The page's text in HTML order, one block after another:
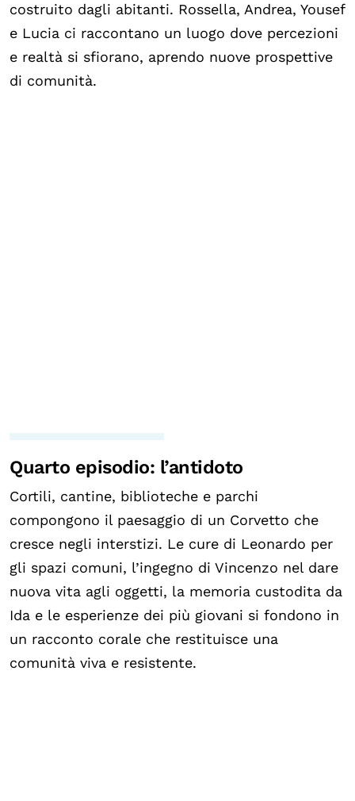
costruito dagli abitanti. Rossella, Andrea, Yousef
e Lucia ci raccontano un luogo dove percezioni
e realtà si sfiorano, aprendo nuove prospettive
di comunità.
Quarto episodio: l’antidoto
Cortili, cantine, biblioteche e parchi
compongono il paesaggio di un Corvetto che
cresce negli interstizi. Le cure di Leonardo per
gli spazi comuni, l’ingegno di Vincenzo nel dare
nuova vita agli oggetti, la memoria custodita da
Ida e le esperienze dei più giovani si fondono in
un racconto corale che restituisce una
comunità viva e resistente.